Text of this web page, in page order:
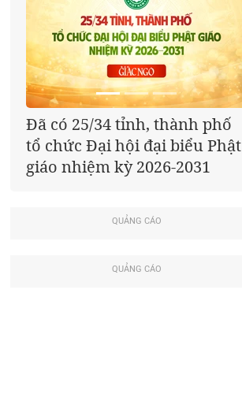
Đã có 25/34 tỉnh, thành phố
tổ chức Đại hội đại biểu Phật
giáo nhiệm kỳ 2026-2031
QUẢNG CÁO
QUẢNG CÁO